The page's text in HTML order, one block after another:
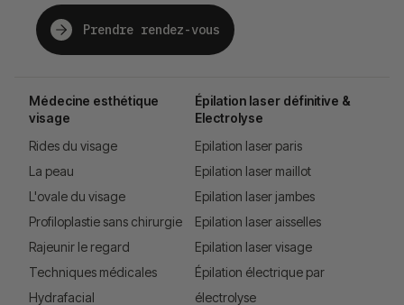
Prendre rendez-vous
Médecine esthétique
visage
Rides du visage
La peau
L'ovale du visage
Profiloplastie sans chirurgie
Rajeunir le regard
Techniques médicales
Hydrafacial
Épilation laser définitive &
Electrolyse
Epilation laser paris
Epilation laser maillot
Epilation laser jambes
Epilation laser aisselles
Epilation laser visage
Épilation électrique par
électrolyse